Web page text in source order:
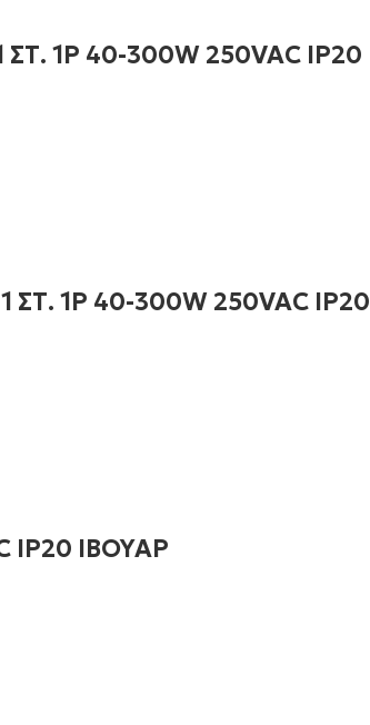
1P 40-300W 250VAC IP20
1P 40-300W 250VAC IP20
IP20 ΙΒΟΥΑΡ